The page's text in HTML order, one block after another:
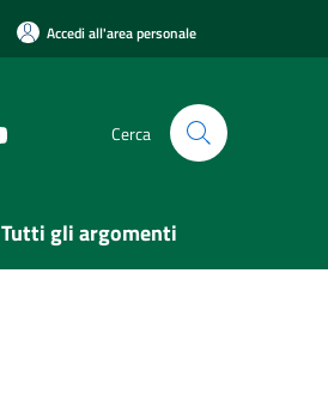
Accedi all'area personale
Cerca
Tutti gli argomenti